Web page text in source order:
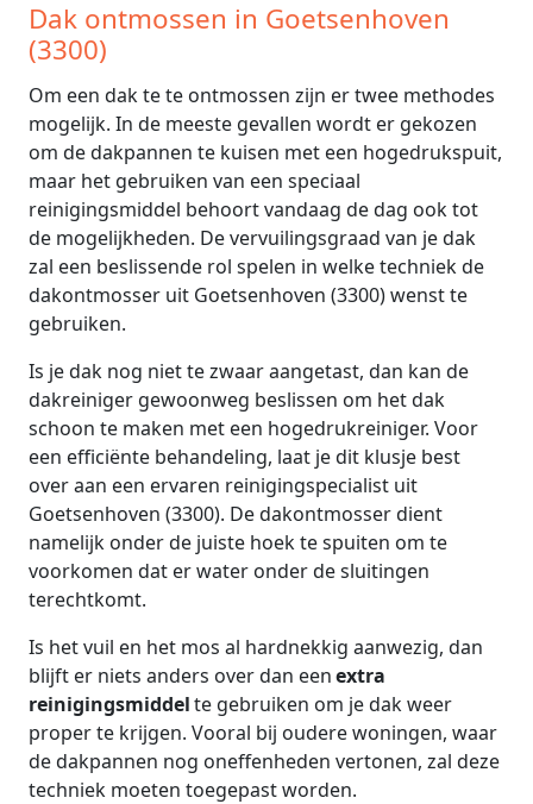
Dak ontmossen in Goetsenhoven
(3300)
Om een dak te te ontmossen zijn er twee methodes
mogelijk. In de meeste gevallen wordt er gekozen
om de dakpannen te kuisen met een hogedrukspuit,
maar het gebruiken van een speciaal
reinigingsmiddel behoort vandaag de dag ook tot
de mogelijkheden. De vervuilingsgraad van je dak
zal een beslissende rol spelen in welke techniek de
dakontmosser uit Goetsenhoven (3300) wenst te
gebruiken.
Is je dak nog niet te zwaar aangetast, dan kan de
dakreiniger gewoonweg beslissen om het dak
schoon te maken met een hogedrukreiniger. Voor
een efficiënte behandeling, laat je dit klusje best
over aan een ervaren reinigingspecialist uit
Goetsenhoven (3300). De dakontmosser dient
namelijk onder de juiste hoek te spuiten om te
voorkomen dat er water onder de sluitingen
terechtkomt.
Is het vuil en het mos al hardnekkig aanwezig, dan
blijft er niets anders over dan eenextra
reinigingsmiddelte gebruiken om je dak weer
proper te krijgen. Vooral bij oudere woningen, waar
de dakpannen nog oneffenheden vertonen, zal deze
techniek moeten toegepast worden.